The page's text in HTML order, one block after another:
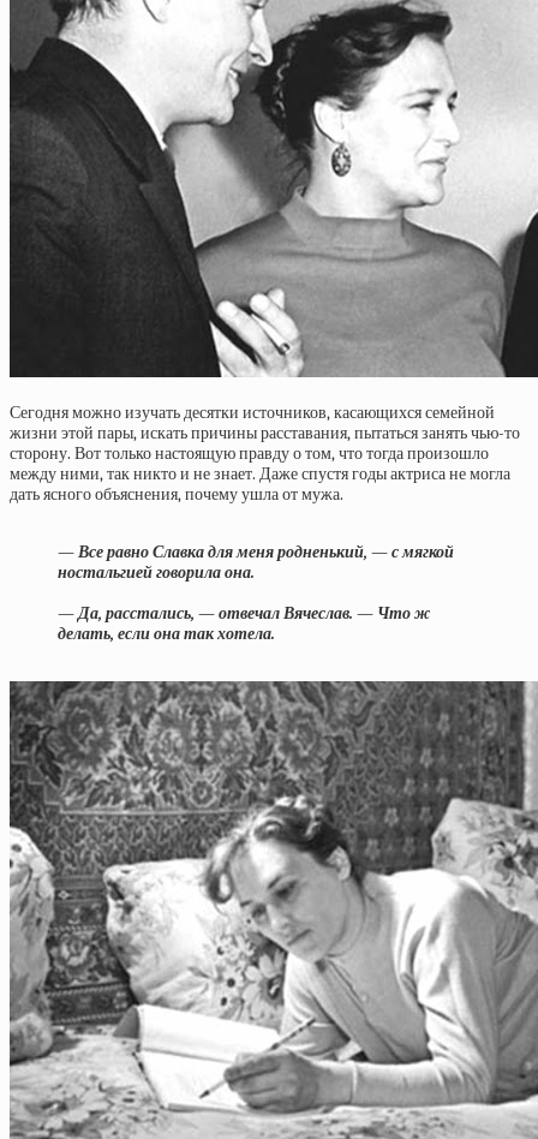
Сегодня можно изучать десятки источников, касающихся семейной
жизни этой пары, искать причины расставания, пытаться занять чью-то
сторону. Вот только настоящую правду о том, что тогда произошло
между ними, так никто и не знает. Даже спустя годы актриса не могла
дать ясного объяснения, почему ушла от мужа.
— Все равно Славка для меня родненький, — с мягкой
ностальгией говорила она.
— Да, расстались, — отвечал Вячеслав. — Что ж
делать, если она так хотела.